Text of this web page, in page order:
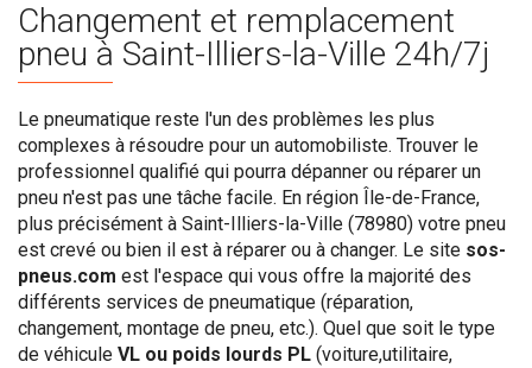
Changement et remplacement
pneu à Saint-Illiers-la-Ville 24h/7j
Le pneumatique reste l'un des problèmes les plus
complexes à résoudre pour un automobiliste. Trouver le
professionnel qualifié qui pourra dépanner ou réparer un
pneu n'est pas une tâche facile. En région Île-de-France,
plus précisément à Saint-Illiers-la-Ville (78980) votre pneu
est crevé ou bien il est à réparer ou à changer. Le site sos-
pneus.com est l'espace qui vous offre la majorité des
différents services de pneumatique (réparation,
changement, montage de pneu, etc.). Quel que soit le type
de véhicule VL ou poids lourds PL (voiture,utilitaire,